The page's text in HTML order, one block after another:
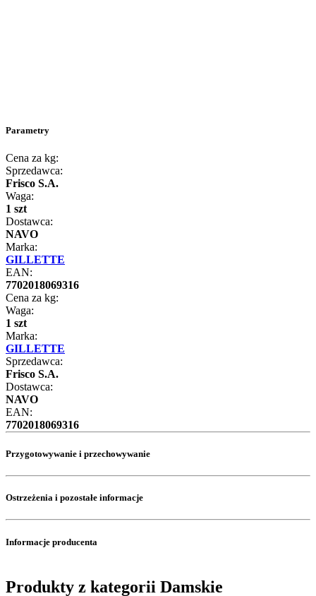
Parametry
Cena za kg:
Sprzedawca:
Frisco S.A.
Waga:
1 szt
Dostawca:
NAVO
Marka:
GILLETTE
EAN:
7702018069316
Cena za kg:
Waga:
1 szt
Marka:
GILLETTE
Sprzedawca:
Frisco S.A.
Dostawca:
NAVO
EAN:
7702018069316
Przygotowywanie i przechowywanie
Ostrzeżenia i pozostałe informacje
Informacje producenta
Produkty z kategorii Damskie